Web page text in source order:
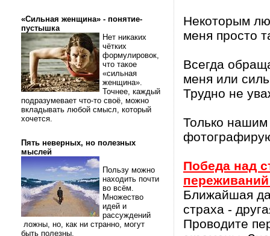
«Сильная женщина» - понятие-
пустышка
Нет никаких
чётких
формулировок,
что такое
«сильная
женщина».
Точнее, каждый
подразумевает что-то своё, можно
вкладывать любой смысл, который
хочется.
Пять неверных, но полезных
мыслей
Пользу можно
находить почти
во всём.
Множество
идей и
рассуждений
ложны, но, как ни странно, могут
быть полезны.
Некоторым
меня просто
Всегда
меня или
Трудно не
Только
Победа над
Ближайшая
страха -
Проводите